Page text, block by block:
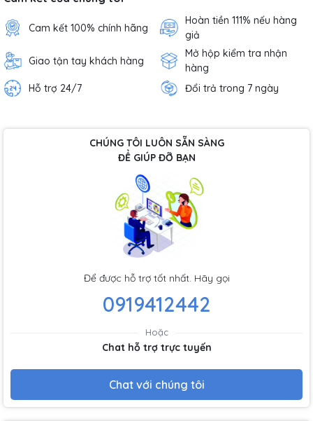
Cam kết 100% chính hãng
Hoàn tiền 111% nếu hàng
giả
Giao tận tay khách hàng
Mở hộp kiểm tra nhận
hàng
Hỗ trợ 24/7
Đổi trả trong 7 ngày
CHÚNG TÔI LUÔN SẴN SÀNG
ĐỂ GIÚP ĐỠ BẠN
Để được hỗ trợ tốt nhất. Hãy gọi
0919412442
Hoặc
Chat hỗ trợ trực tuyến
Chat với chúng tôi